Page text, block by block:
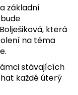
základní
která
na téma
stávajících
každé úterý